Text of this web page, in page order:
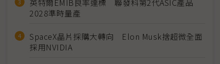
英特爾EMIB良率達標 聯發科第2代ASIC產品
2028準時量產
SpaceX晶片採購大轉向 Elon Musk捨超微全面
採用NVIDIA